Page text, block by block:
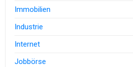
Immobilien
Industrie
Internet
Jobbörse